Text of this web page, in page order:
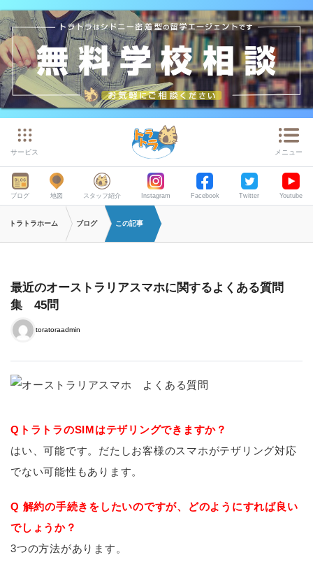
サービス メニュー
ブログ 地図 スタッフ紹介 Instagram Facebook Twitter Youtube
トラトラホーム ブログ この記事
最近のオーストラリアスマホに関するよくある質問
集 45問
toratoraadmin
QトラトラのSIMはテザリングできますか？
はい、可能です。だたしお客様のスマホがテザリング対応
でない可能性もあります。
Q 解約の手続きをしたいのですが、どのようにすれば良い
でしょうか？
3つの方法があります。